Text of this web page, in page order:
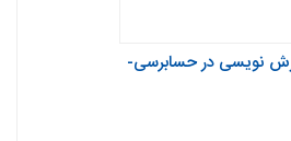
نویسی در حسابرسی-